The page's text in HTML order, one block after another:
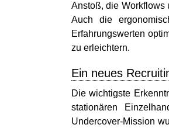
Anstoß, die Workflows
Auch die
Erfahrungswerten
zu erleichtern.
Ein neues
Die wichtigste
stationären
Undercover-Mission